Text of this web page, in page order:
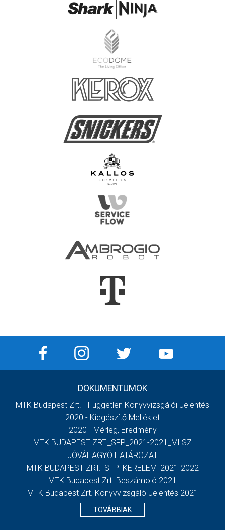
DOKUMENTUMOK
MTK Budapest Zrt. - Független Könyvvizsgálói Jelentés
2020 - Kiegészítő Melléklet
2020 - Mérleg, Eredmény
MTK BUDAPEST ZRT._SFP_2021-2021_MLSZ
JÓVÁHAGYÓ HATÁROZAT
MTK BUDAPEST ZRT._SFP_KERELEM_2021-2022
MTK Budapest Zrt. Beszámoló 2021
MTK Budapest Zrt. Könyvvizsgáló Jelentés 2021
TOVÁBBIAK